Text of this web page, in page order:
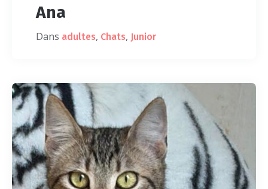
Ana
Dans adultes, Chats, Junior